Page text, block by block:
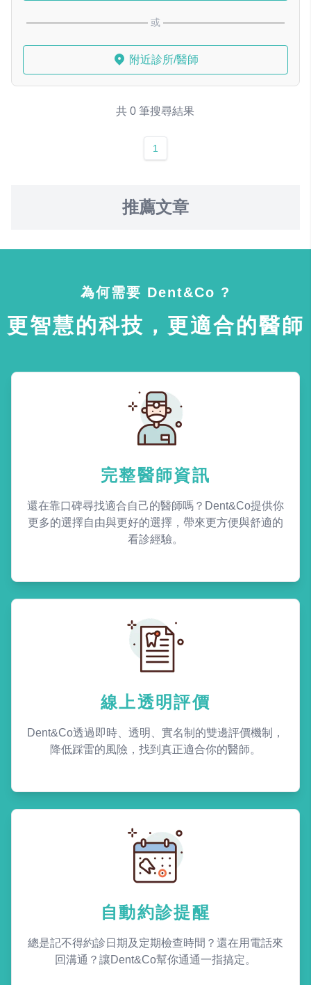
或
附近診所/醫師
共 0 筆搜尋結果
1
推薦文章
為何需要 Dent&Co ?
更智慧的科技，更適合的醫師
完整醫師資訊
還在靠口碑尋找適合自己的醫師嗎？Dent&Co提供你
更多的選擇自由與更好的選擇，帶來更方便與舒適的
看診經驗。
線上透明評價
Dent&Co透過即時、透明、實名制的雙邊評價機制，
降低踩雷的風險，找到真正適合你的醫師。
自動約診提醒
總是記不得約診日期及定期檢查時間？還在用電話來
回溝通？讓Dent&Co幫你通通一指搞定。